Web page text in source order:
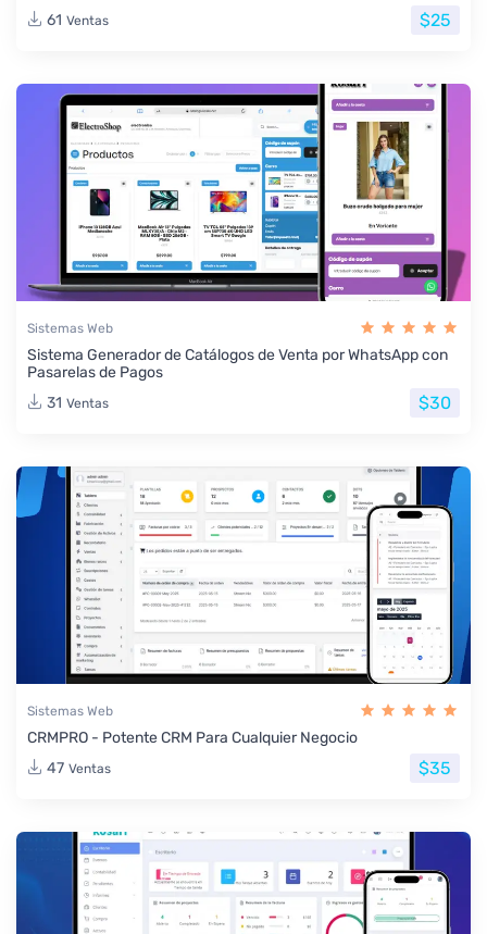
61 Ventas $25
Sistemas Web
Sistema Generador de Catálogos de Venta por WhatsApp con
Pasarelas de Pagos
31 Ventas $30
Sistemas Web
CRMPRO - Potente CRM Para Cualquier Negocio
47 Ventas $35